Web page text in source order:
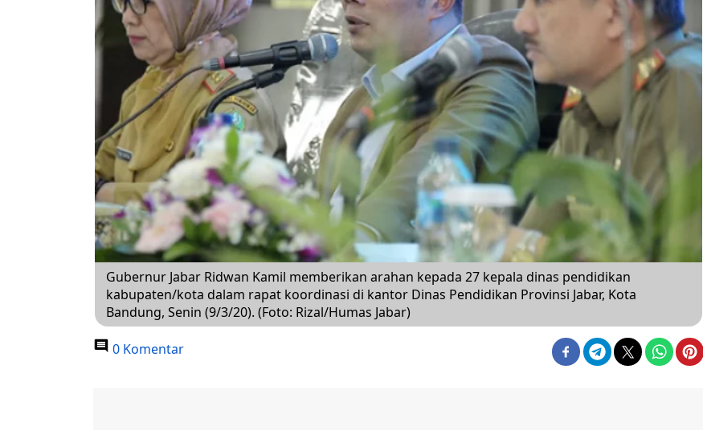
Gubernur Jabar Ridwan Kamil memberikan arahan kepada 27 kepala dinas pendidikan
kabupaten/kota dalam rapat koordinasi di kantor Dinas Pendidikan Provinsi Jabar, Kota
Bandung, Senin (9/3/20). (Foto: Rizal/Humas Jabar)
0 Komentar